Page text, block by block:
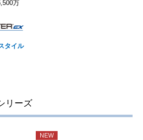
万
タイル
リーズ
NEW